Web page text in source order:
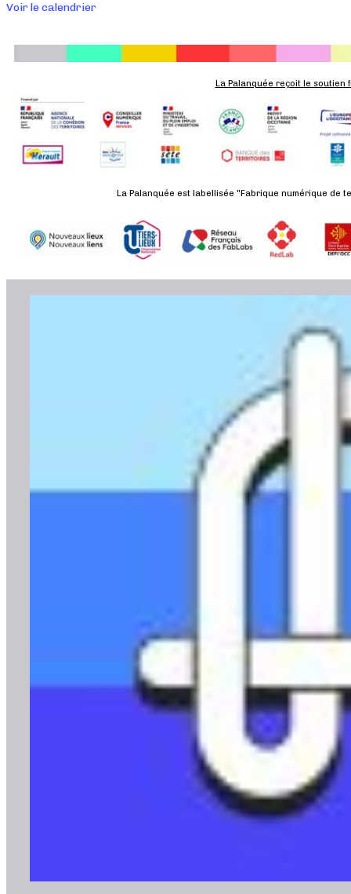
Voir le calendrier
La Palanquée reçoit le soutien
La Palanquée est labellisée "Fabrique numérique de